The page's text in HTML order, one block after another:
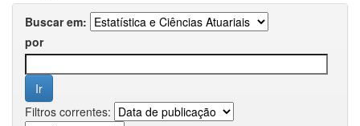
Buscar em:
por
Filtros correntes: